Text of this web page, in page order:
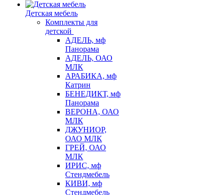
Детская мебель
Комплекты для
детской
АДЕЛЬ, мф
Панорама
АДЕЛЬ, ОАО
МЛК
АРАБИКА, мф
Катрин
БЕНЕДИКТ, мф
Панорама
ВЕРОНА, ОАО
МЛК
ДЖУНИОР,
ОАО МЛК
ГРЕЙ, ОАО
МЛК
ИРИС, мф
Стендмебель
КИВИ, мф
Стендмебель